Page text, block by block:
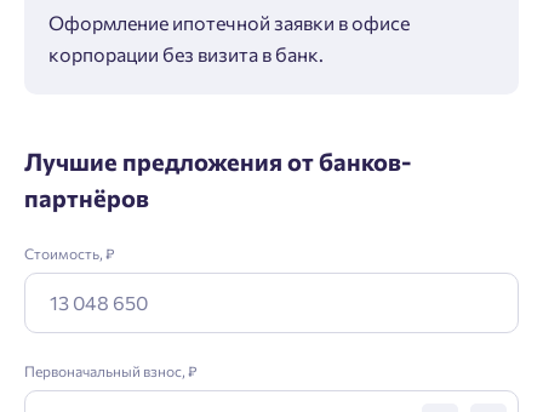
Оформление ипотечной заявки в офисе
корпорации без визита в банк.
Лучшие предложения от банков-
партнёров
Стоимость, ₽
Первоначальный взнос, ₽